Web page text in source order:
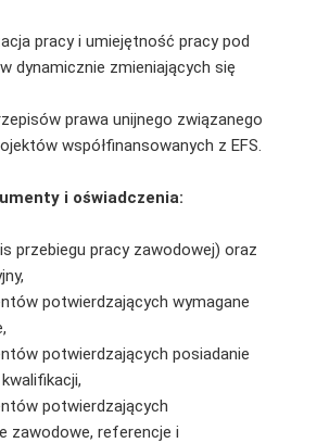
pracy i umiejętność pracy pod
dynamicznie zmieniających się
prawa unijnego związanego
współfinansowanych z EFS.
i oświadczenia:
przebiegu pracy zawodowej) oraz
potwierdzających wymagane
potwierdzających posiadanie
potwierdzających
zawodowe, referencje i